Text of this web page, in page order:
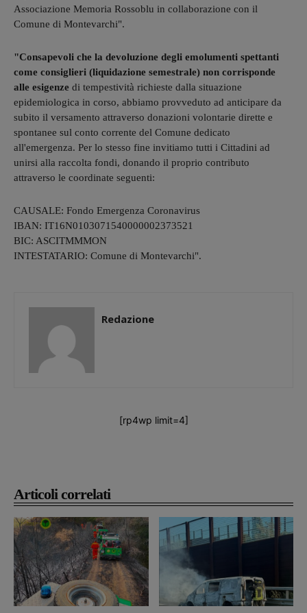
Articoli correlati
Associazione Memoria Rossoblu in collaborazione con il
Comune di Montevarchi".
"Consapevoli che la devoluzione degli emolumenti spettanti
come consiglieri (liquidazione semestrale) non corrisponde
alle esigenze di tempestività richieste dalla situazione
epidemiologica in corso, abbiamo provveduto ad anticipare da
subito il versamento attraverso donazioni volontarie dirette e
spontanee sul conto corrente del Comune dedicato
all'emergenza. Per lo stesso fine invitiamo tutti i Cittadini ad
unirsi alla raccolta fondi, donando il proprio contributo
attraverso le coordinate seguenti:
CAUSALE: Fondo Emergenza Coronavirus
IBAN: IT16N0103071540000002373521
BIC: ASCITMMMON
INTESTATARIO: Comune di Montevarchi".
Redazione
[rp4wp limit=4]